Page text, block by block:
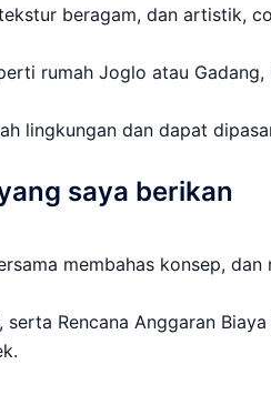
beragam, dan artistik,
rumah Joglo atau
lingkungan dan dapat
saya berikan
membahas konsep, dan
serta Rencana Anggaran